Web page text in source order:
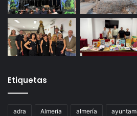
Etiquetas
adra Almeria almería